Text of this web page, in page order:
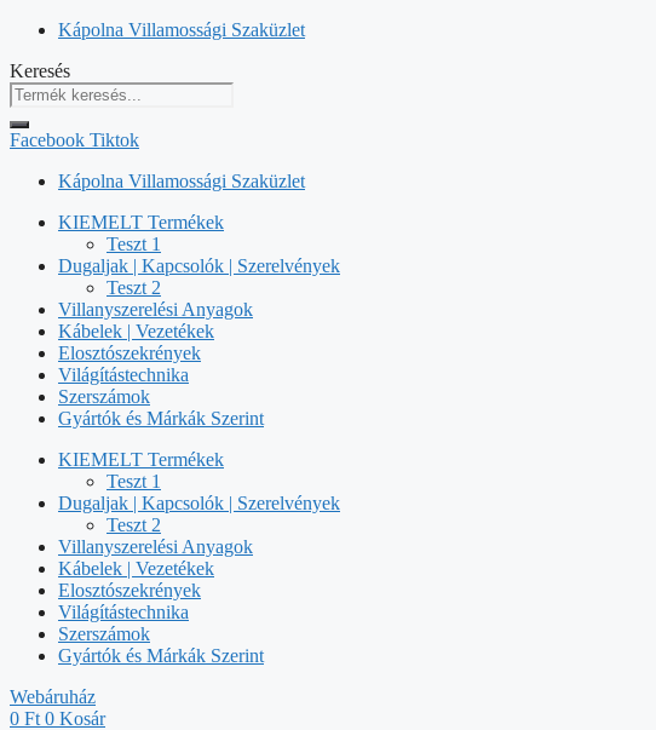
Kilépés
tartalomba
Kápolna Villamossági Szaküzlet
Keresés
Facebook Tiktok
Kápolna Villamossági Szaküzlet
KIEMELT Termékek
Teszt 1
Dugaljak | Kapcsolók | Szerelvények
Teszt 2
Villanyszerelési Anyagok
Kábelek | Vezetékek
Elosztószekrények
Világítástechnika
Szerszámok
Gyártók és Márkák Szerint
KIEMELT Termékek
Teszt 1
Dugaljak | Kapcsolók | Szerelvények
Teszt 2
Villanyszerelési Anyagok
Kábelek | Vezetékek
Elosztószekrények
Világítástechnika
Szerszámok
Gyártók és Márkák Szerint
Webáruház
0 Ft 0 Kosár